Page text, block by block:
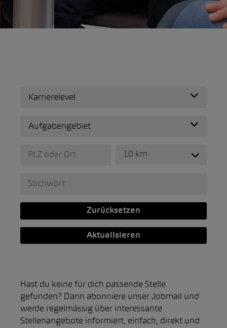
Karrierelevel
Aufgabengebiet
10 km
Zurücksetzen
Aktualisieren
Hast du keine für dich passende Stelle
gefunden? Dann abonniere unser Jobmail und
werde regelmässig über interessante
Stellenangebote informiert, einfach, direkt und